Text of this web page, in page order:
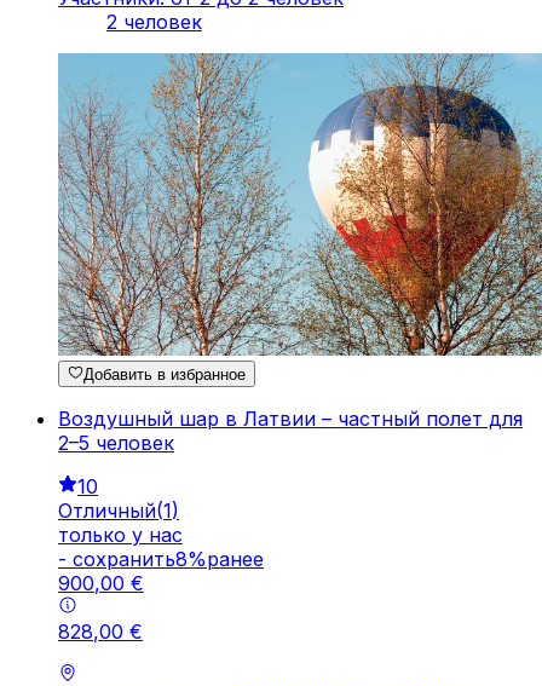
2 человек
Добавить в избранное
Воздушный шар в Латвии – частный полет для
2–5 человек
10
Отличный(1)
только у нас
- cохранить8%ранее
900,00 €
828,00 €